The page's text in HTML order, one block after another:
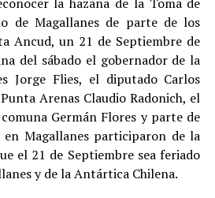
víctima y nueva investigación
de Letras de Castrodictó
una sentencia que obliga a
una indemnización total de
de daño moral:
de la víctima.
de Magallanes de parte de los
Ancud, un 21 de Septiembre de
del sábado el gobernador de la
Jorge Flies, el diputado Carlos
Arenas Claudio Radonich, el
Germán Flores y parte de
Magallanes participaron de la
el 21 de Septiembre sea feriado
y de la Antártica Chilena.